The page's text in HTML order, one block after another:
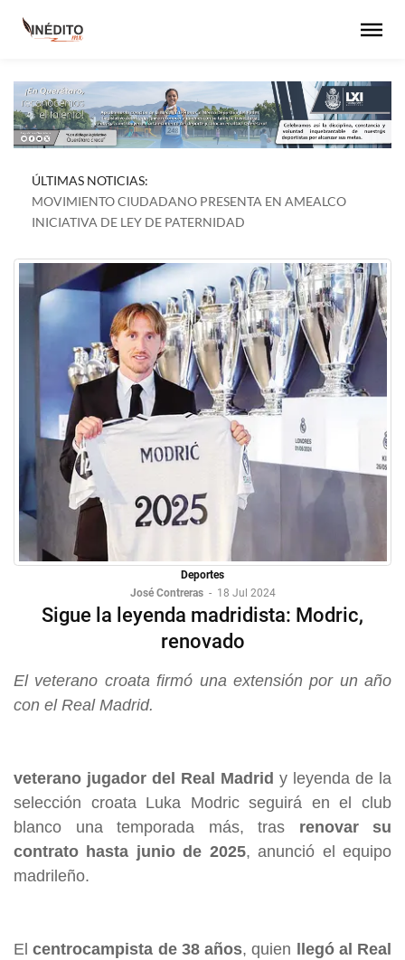
ÚLTIMAS NOTICIAS:
MOVIMIENTO CIUDADANO PRESENTA EN AMEALCO
INICIATIVA DE LEY DE PATERNIDAD
Deportes
José Contreras - 18 Jul 2024
Sigue la leyenda madridista: Modric,
renovado
El veterano croata firmó una extensión por un año
con el Real Madrid.
veterano jugador del Real Madrid y leyenda de la
selección croata Luka Modric seguirá en el club
blanco una temporada más, tras renovar su
contrato hasta junio de 2025, anunció el equipo
madrileño.
Elcentrocampista de 38 años, quien
llegó al Real